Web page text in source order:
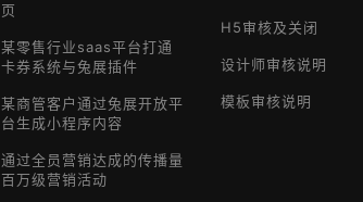
页
某零售行业saas平台打通
卡券系统与兔展插件
某商管客户通过兔展开放平
台生成小程序内容
通过全员营销达成的传播量
百万级营销活动
H5审核及关闭
设计师审核说明
模板审核说明